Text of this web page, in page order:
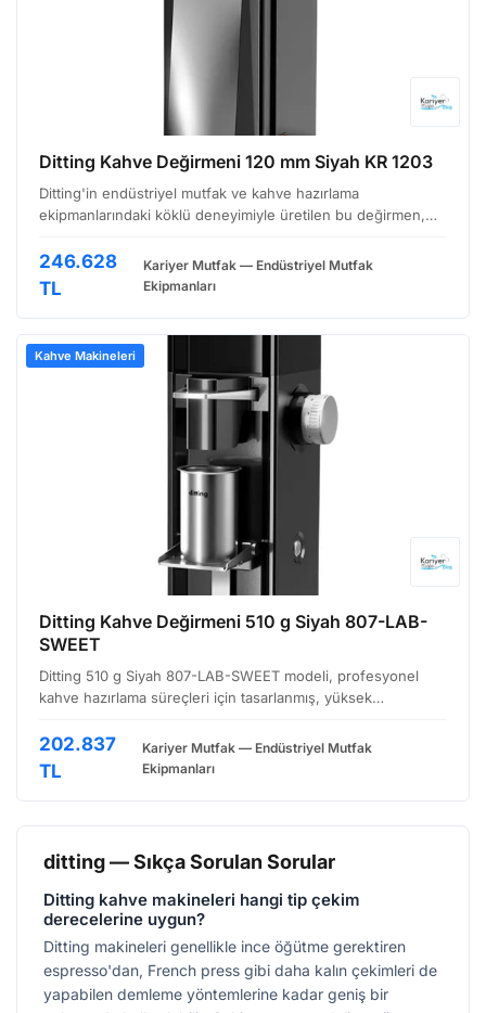
Ditting Kahve Değirmeni 120 mm Siyah KR 1203
Ditting'in endüstriyel mutfak ve kahve hazırlama
ekipmanlarındaki köklü deneyimiyle üretilen bu değirmen,
Siyah renkli, dayanıklı gövdesi ve 120 mm'lik öğütme çapı i…
246.628
TL
Kariyer Mutfak — Endüstriyel Mutfak
Ekipmanları
Kahve Makineleri
Ditting Kahve Değirmeni 510 g Siyah 807-LAB-
SWEET
Ditting 510 g Siyah 807-LAB-SWEET modeli, profesyonel
kahve hazırlama süreçleri için tasarlanmış, yüksek
kahve anlayışına odaklanan, single origin çekirdekleri ö…
202.837
TL
Kariyer Mutfak — Endüstriyel Mutfak
Ekipmanları
ditting — Sıkça Sorulan Sorular
Ditting kahve makineleri hangi tip çekim
derecelerine uygun?
Ditting makineleri genellikle ince öğütme gerektiren
espresso'dan, French press gibi daha kalın çekimleri de
yapabilen demleme yöntemlerine kadar geniş bir